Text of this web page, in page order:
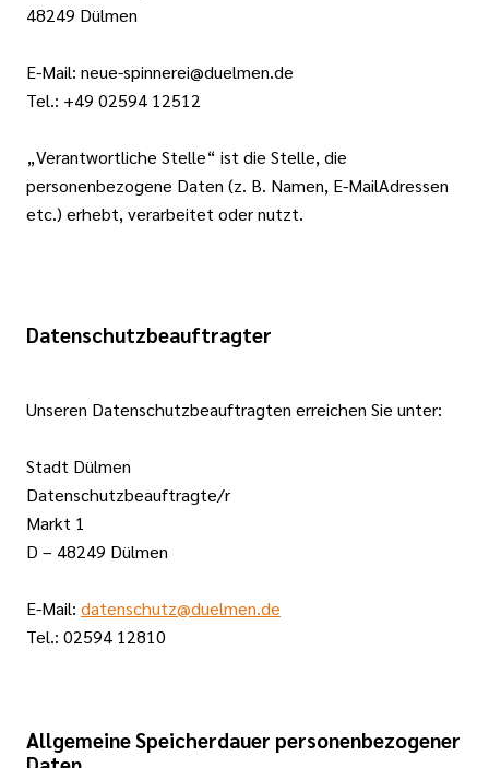
48249 Dülmen
E-Mail: neue-spinnerei@duelmen.de
Tel.: +49 02594 12512
„Verantwortliche Stelle“ ist die Stelle, die
personenbezogene Daten (z. B. Namen, E-MailAdressen
etc.) erhebt, verarbeitet oder nutzt.
Datenschutzbeauftragter
Unseren Datenschutzbeauftragten erreichen Sie unter:
Stadt Dülmen
Datenschutzbeauftragte/r
Markt 1
D – 48249 Dülmen
E-Mail: datenschutz@duelmen.de
Tel.: 02594 12810
Allgemeine Speicherdauer personenbezogener